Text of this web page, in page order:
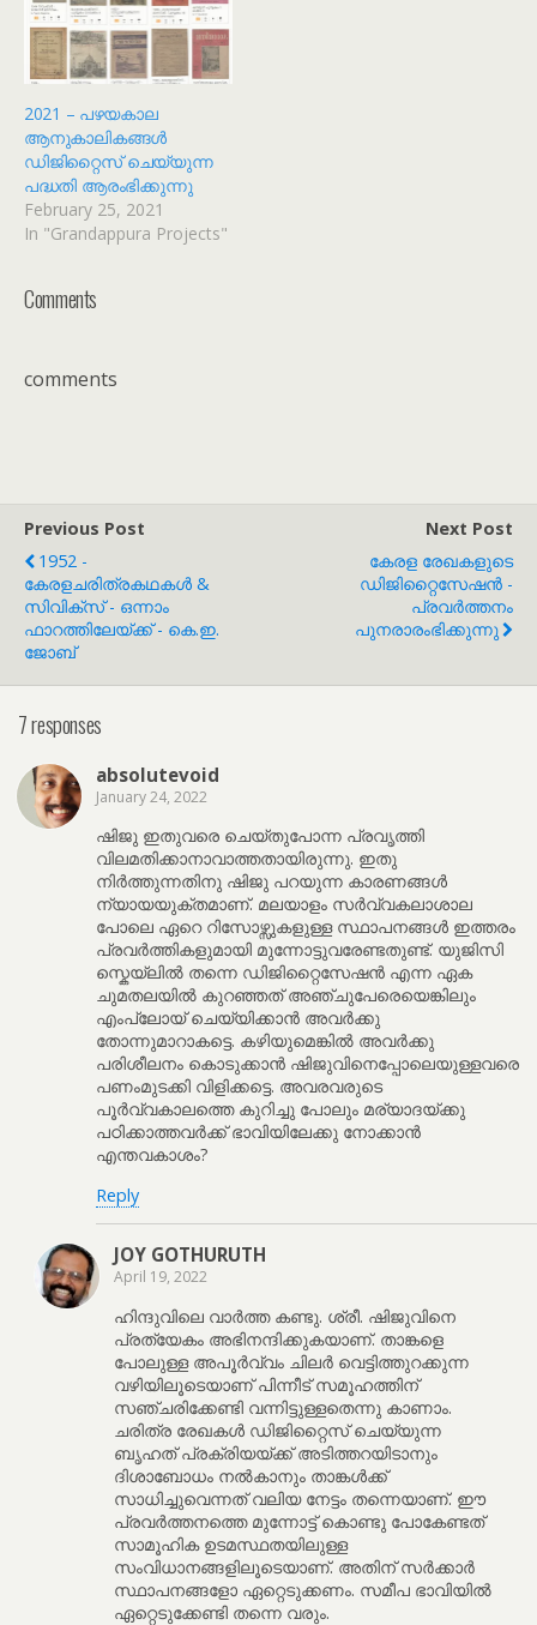
2021 – പഴയകാല
ആനുകാലികങ്ങൾ
ഡിജിറ്റൈസ് ചെയ്യുന്ന
പദ്ധതി ആരംഭിക്കുന്നു
February 25, 2021
In "Grandappura Projects"
Comments
comments
Previous Post
1952 -
കേരളചരിത്രകഥകൾ &
സിവിക്സ് - ഒന്നാം
ഫാറത്തിലേയ്ക്ക് - കെ.ഇ.
ജോബ്
Next Post
കേരള രേഖകളുടെ
ഡിജിറ്റൈസേഷൻ -
പ്രവർത്തനം
പുനരാരംഭിക്കുന്നു
7 responses
absolutevoid
January 24, 2022
ഷിജു ഇതുവരെ ചെയ്തുപോന്ന പ്രവൃത്തി
വിലമതിക്കാനാവാത്തതായിരുന്നു. ഇതു
നിർത്തുന്നതിനു ഷിജു പറയുന്ന കാരണങ്ങൾ
ന്യായയുക്തമാണ്. മലയാളം സർവ്വകലാശാല
പോലെ ഏറെ റിസോഴ്സുകളുള്ള സ്ഥാപനങ്ങൾ ഇത്തരം
പ്രവർത്തികളുമായി മുന്നോട്ടുവരേണ്ടതുണ്ട്. യുജിസി
സ്കെയ്ലിൽ തന്നെ ഡിജിറ്റൈസേഷൻ എന്ന ഏക
ചുമതലയിൽ കുറഞ്ഞത് അഞ്ചുപേരെയെങ്കിലും
എംപ്ലോയ് ചെയ്യിക്കാൻ അവർക്കു
തോന്നുമാറാകട്ടെ. കഴിയുമെങ്കിൽ അവർക്കു
പരിശീലനം കൊടുക്കാൻ ഷിജുവിനെപ്പോലെയുള്ളവരെ
പണംമുടക്കി വിളിക്കട്ടെ. അവരവരുടെ
പൂർവ്വകാലത്തെ കുറിച്ചു പോലും മര്യാദയ്ക്കു
പഠിക്കാത്തവർക്ക് ഭാവിയിലേക്കു നോക്കാൻ
എന്തവകാശം?
Reply
JOY GOTHURUTH
April 19, 2022
ഹിന്ദുവിലെ വാർത്ത കണ്ടു. ശ്രീ. ഷിജുവിനെ
പ്രത്യേകം അഭിനന്ദിക്കുകയാണ്. താങ്കളെ
പോലുള്ള അപൂർവ്വം ചിലർ വെട്ടിത്തുറക്കുന്ന
വഴിയിലൂടെയാണ് പിന്നീട് സമൂഹത്തിന്
സഞ്ചരിക്കേണ്ടി വന്നിട്ടുള്ളതെന്നു കാണാം.
ചരിത്ര രേഖകൾ ഡിജിറ്റൈസ് ചെയ്യുന്ന
ബൃഹത് പ്രക്രിയയ്ക്ക് അടിത്തറയിടാനും
ദിശാബോധം നൽകാനും താങ്കൾക്ക്
സാധിച്ചുവെന്നത് വലിയ നേട്ടം തന്നെയാണ്. ഈ
പ്രവർത്തനത്തെ മുന്നോട്ട് കൊണ്ടു പോകേണ്ടത്
സാമൂഹിക ഉടമസ്ഥതയിലുള്ള
സംവിധാനങ്ങളിലൂടെയാണ്. അതിന് സർക്കാർ
സ്ഥാപനങ്ങളോ ഏറ്റെടുക്കണം. സമീപ ഭാവിയിൽ
ഏറ്റെടുക്കേണ്ടി തന്നെ വരും.